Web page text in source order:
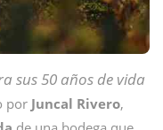
sus 50 años de vida
por Juncal Rivero,